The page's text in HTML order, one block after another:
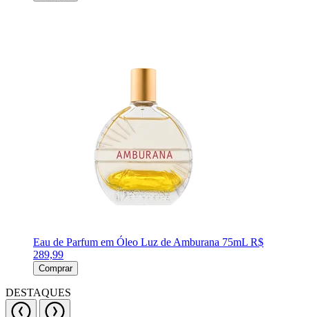
Eau de Parfum em Óleo Luz de Amburana 75mL R$
289,99
Comprar
DESTAQUES